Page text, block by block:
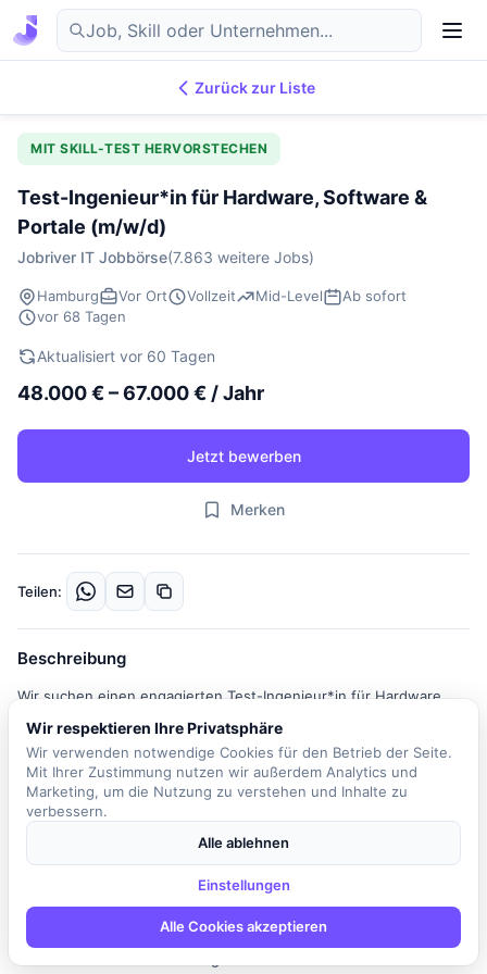
DE
Zurück zur Liste
MIT SKILL-TEST HERVORSTECHEN
Test-Ingenieur*in für Hardware, Software &
Portale (m/w/d)
Jobriver IT Jobbörse(7.863 weitere Jobs)
Hamburg Vor Ort Vollzeit Mid-Level
Ab sofort
vor 68 Tagen
Aktualisiert vor 60 Tagen
48.000 € – 67.000 € / Jahr
Jetzt bewerben
Merken
Teilen:
Beschreibung
Wir suchen einen engagierten Test-Ingenieur*in für Hardware,
Software und Portale, der unser Team in Hamburg verstärkt. In
dieser Schlüsselposition sind Sie verantwortlich für die
Qualitätssicherung unserer Produkte über den gesamten
Lebenszyklus. Ihre Hauptaufgaben umfassen das gezielte
manuelle Testing von Funktionserweiterungen, Bugfixes und
Firmware-Updates. Zudem führen Sie Releasetests durch und
sind aktiv am strategischen Aufbau sowie der Wartung einer
skalierbaren, automatisierten Test-Infrastruktur beteiligt. Dies
trägt zur Erhöhung der Testtiefe und zur Reduzierung des
manuellen Testaufwands bei. Sie identifizieren und
Wir respektieren Ihre Privatsphäre
Wir verwenden notwendige Cookies für den Betrieb der Seite.
Mit Ihrer Zustimmung nutzen wir außerdem Analytics und
Marketing, um die Nutzung zu verstehen und Inhalte zu
verbessern.
Alle ablehnen
Einstellungen
Alle Cookies akzeptieren